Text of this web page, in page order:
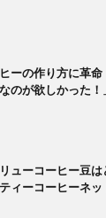
ーの作り方に革
のが欲しかった！
ューコーヒー豆
ィーコーヒーネッ